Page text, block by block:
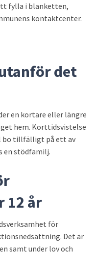
fylla i blanketten,
kontaktcenter.
det
en kortare eller längre
hem. Korttidsvistelse
bo tillfälligt på ett av
en stödfamilj.
12 år
för
Det är
samt under lov och